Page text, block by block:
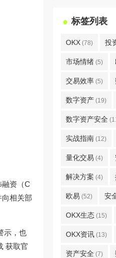
资（C
相关部
示，也
获取官
标签列表
OKX (78) 投
市场情绪 (5)
交易效率 (5)
数字资产 (19)
数字资产安全
实战指南 (12)
量化交易 (4)
解决方案 (4)
欧易 (52) 安
OKX生态 (15)
OKX资讯 (13)
资产安全 (7)